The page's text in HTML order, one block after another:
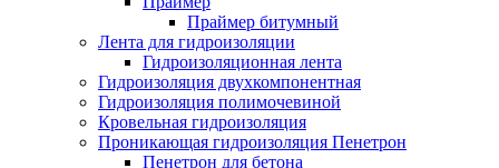
Праймер битумный
Лента для гидроизоляции
Гидроизоляционная лента
Гидроизоляция двухкомпонентная
Гидроизоляция полимочевиной
Кровельная гидроизоляция
Проникающая гидроизоляция Пенетрон
Пенетрон для бетона